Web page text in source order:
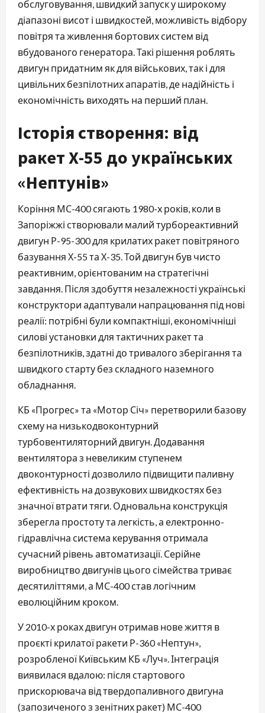
обслуговування, швидкий запуск у широкому
діапазоні висот і швидкостей, можливість відбору
повітря та живлення бортових систем від
вбудованого генератора. Такі рішення роблять
двигун придатним як для військових, так і для
цивільних безпілотних апаратів, де надійність і
економічність виходять на перший план.
Історія створення: від
ракет Х-55 до українських
«Нептунів»
Коріння МС-400 сягають 1980-х років, коли в
Запоріжжі створювали малий турбореактивний
двигун Р-95-300 для крилатих ракет повітряного
базування Х-55 та Х-35. Той двигун був чисто
реактивним, орієнтованим на стратегічні
завдання. Після здобуття незалежності українські
конструктори адаптували напрацювання під нові
реалії: потрібні були компактніші, економічніші
силові установки для тактичних ракет та
безпілотників, здатні до тривалого зберігання та
швидкого старту без складного наземного
обладнання.
КБ «Прогрес» та «Мотор Січ» перетворили базову
схему на низькодвоконтурний
турбовентиляторний двигун. Додавання
вентилятора з невеликим ступенем
двоконтурності дозволило підвищити паливну
ефективність на дозвукових швидкостях без
значної втрати тяги. Одновальна конструкція
зберегла простоту та легкість, а електронно-
гідравлічна система керування отримала
сучасний рівень автоматизації. Серійне
виробництво двигунів цього сімейства триває
десятиліттями, а МС-400 став логічним
еволюційним кроком.
У 2010-х роках двигун отримав нове життя в
проєкті крилатої ракети Р-360 «Нептун»,
розробленої Київським КБ «Луч». Інтеграція
виявилася вдалою: після стартового
прискорювача від твердопаливного двигуна
(запозиченого з зенітних ракет) МС-400